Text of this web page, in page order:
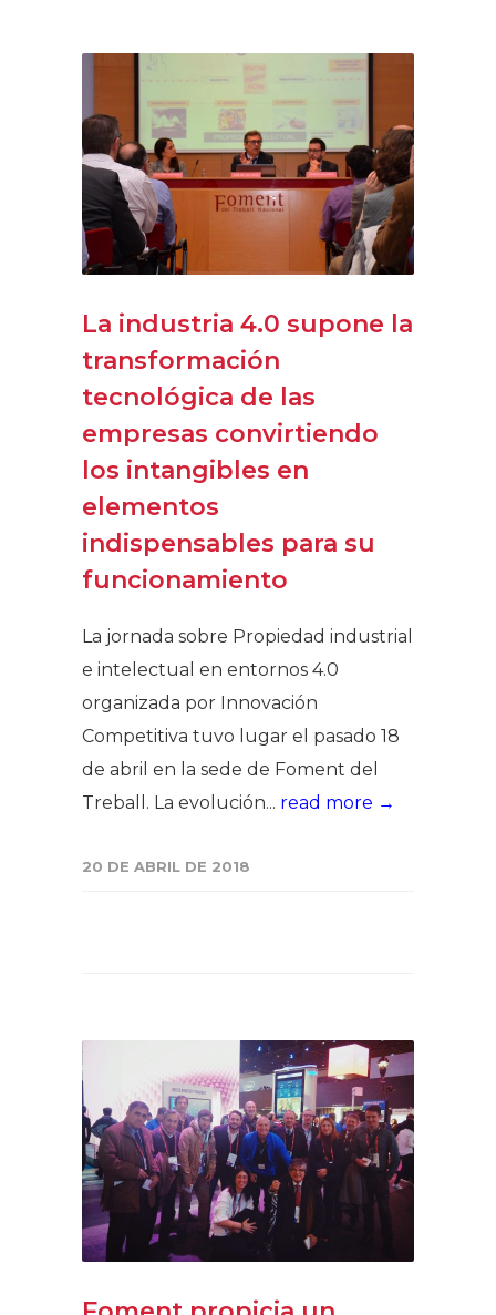
La industria 4.0 supone la
transformación
tecnológica de las
empresas convirtiendo
los intangibles en
elementos
indispensables para su
funcionamiento
La jornada sobre Propiedad industrial
e intelectual en entornos 4.0
organizada por Innovación
Competitiva tuvo lugar el pasado 18
de abril en la sede de Foment del
Treball. La evolución... read more →
20 DE ABRIL DE 2018